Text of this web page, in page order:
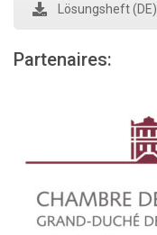
Lösungsheft (DE)
Partenaires: